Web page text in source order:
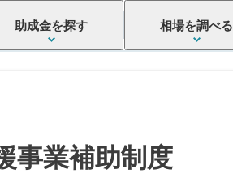
助成金を探す 相場を調べる
事業補助制度